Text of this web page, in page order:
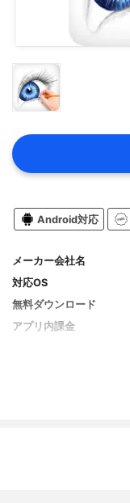
Android対応
メーカー会社名
対応OS
無料ダウンロード
アプリ内課金